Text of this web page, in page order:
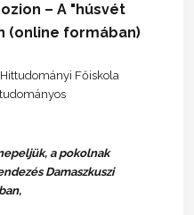
– A "húsvét
(online formában)
Főiskola
a pokolnak
Damaszkuszi